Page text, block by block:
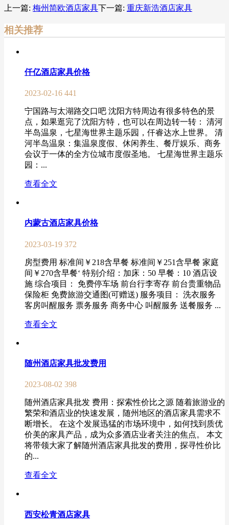
上一篇: 梅州简欧酒店家具下一篇: 重庆新浩酒店家具
相关推荐
仟亿酒店家具价格
2023-02-16 441
宁国路与太湖路交口吧 沈阳方特周边有很多特色的景
点，如果逛完了沈阳方特，也可以在周边转一转： 清河
半岛温泉，七星海世界主题乐园，仟睿达水上世界。 清
河半岛温泉：集温泉度假、休闲养生、餐厅娱乐、商务
会议于一体的全方位城市度假圣地。 七星海世界主题乐
园：...
查看全文
内蒙古酒店家具价格
2023-03-19 372
房型费用 标准间￥218含早餐 标准间￥251含早餐 家庭
间￥270含早餐‘ 特别介绍：加床：50 早餐：10 酒店设
施 综合项目： 免费停车场 前台行李寄存 前台贵重物品
保险柜 免费旅游交通图(可赠送) 服务项目： 洗衣服务
客房叫醒服务 票务服务 商务中心 叫醒服务 送餐服务 ...
查看全文
随州酒店家具批发费用
2023-08-02 398
随州酒店家具批发 费用：探索性价比之源 随着旅游业的
繁荣和酒店业的快速发展，随州地区的酒店家具需求不
断增长。 在这个发展迅猛的市场环境中，如何找到质优
价美的家具产品，成为众多酒店业者关注的焦点。 本文
将带领大家了解随州酒店家具批发的费用，探寻性价比
的...
查看全文
西安松青酒店家具